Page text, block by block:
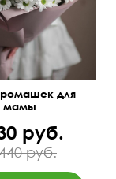
ромашек для
мамы
руб.
руб.